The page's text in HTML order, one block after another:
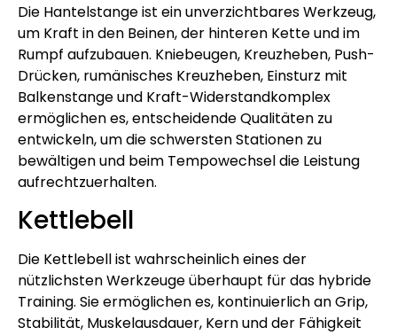
Die Hantelstange ist ein unverzichtbares Werkzeug,
um Kraft in den Beinen, der hinteren Kette und im
Rumpf aufzubauen. Kniebeugen, Kreuzheben, Push-
Drücken, rumänisches Kreuzheben, Einsturz mit
Balkenstange und Kraft-Widerstandkomplex
ermöglichen es, entscheidende Qualitäten zu
entwickeln, um die schwersten Stationen zu
bewältigen und beim Tempowechsel die Leistung
aufrechtzuerhalten.
Kettlebell
Die Kettlebell ist wahrscheinlich eines der
nützlichsten Werkzeuge überhaupt für das hybride
Training. Sie ermöglichen es, kontinuierlich an Grip,
Stabilität, Muskelausdauer, Kern und der Fähigkeit